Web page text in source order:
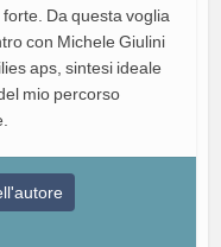
Da questa voglia
con Michele Giulini
aps, sintesi ideale
mio percorso